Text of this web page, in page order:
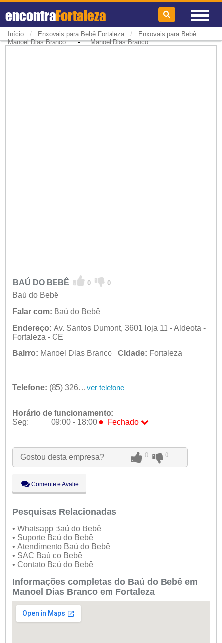
encontraFortaleza
Início / Enxovais para Bebê Fortaleza /
Enxovais para Bebê
Manoel Dias Branco-Manoel Dias Branco
BAÚ DO BEBÊ 0 0
Baú do Bebê
Falar com: Baú do Bebê
Endereço: Av. Santos Dumont, 3601 loja 11 - Aldeota -
Fortaleza - CE
Bairro: Manoel Dias Branco Cidade: Fortaleza
Telefone: (85) 3261-5467 ver telefone
Horário de funcionamento:
Seg:
09:00 - 18:00 ● Fechado
Qua:
09:00 - 18:00
Qui:
09:00 - 18:00
Sáb:
Dom:
Fechado
Gostou desta empresa? 0 0
Comente e Avalie
Pesquisas Relacionadas
• Whatsapp Baú do Bebê
• Suporte Baú do Bebê
• Atendimento Baú do Bebê
• SAC Baú do Bebê
• Contato Baú do Bebê
Informações completas do Baú do Bebê em
Manoel Dias Branco em Fortaleza